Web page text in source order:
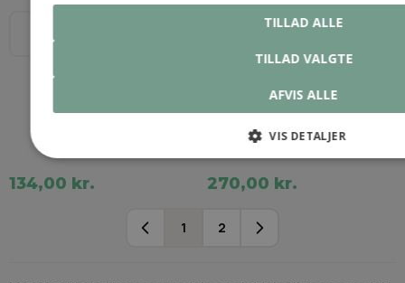
134,00 kr.
35 cm 50
270,00 kr.
Du læser i øjeblikket side
1 Side
2
TILLAD VALGTE
TILLAD ALLE
AFVIS ALLE
VIS DETALJER